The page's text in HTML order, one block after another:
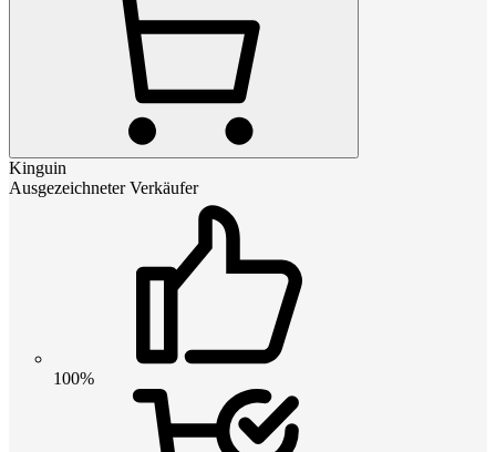
Kinguin
Ausgezeichneter Verkäufer
100%